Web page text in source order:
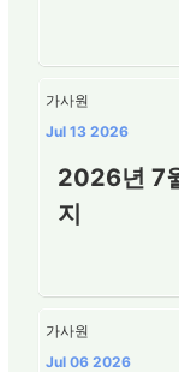
가사원
Jul 13 2026
2026년 7
지
가사원
Jul 06 2026